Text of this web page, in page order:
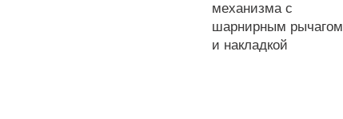
механизма с
шарнирным рычагом
и накладкой